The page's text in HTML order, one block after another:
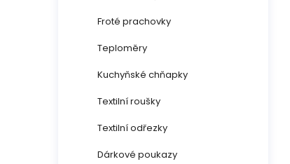
Froté prachovky
Teploměry
Kuchyňské chňapky
Textilní roušky
Textilní odřezky
Dárkové poukazy